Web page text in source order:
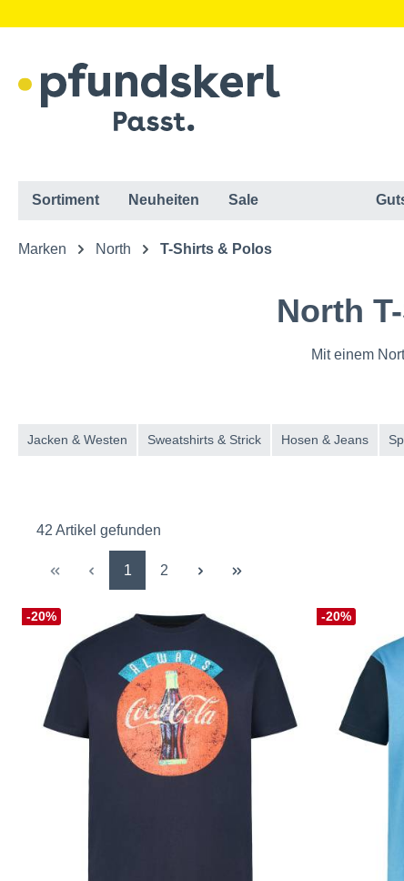
Sortiment Neuheiten Sale
Marken North T-Shirts & Polos
North
Mit einem
Jacken & Westen Sweatshirts & Strick Hosen & Jeans
42 Artikel gefunden
Seite
1 Seite
2
-20% -20%